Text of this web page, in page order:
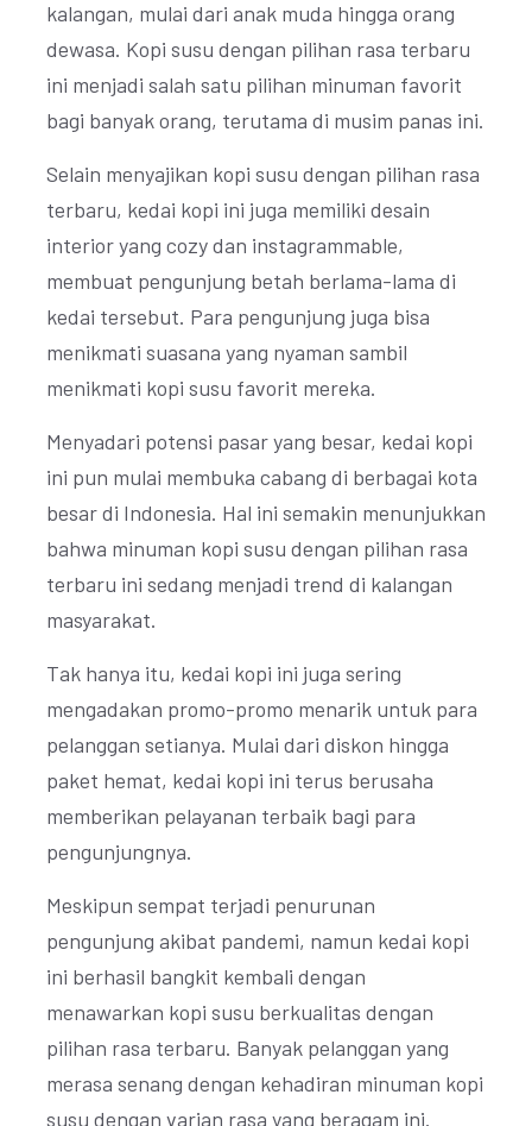
kalangan, mulai dari anak muda hingga orang
dewasa. Kopi susu dengan pilihan rasa terbaru
ini menjadi salah satu pilihan minuman favorit
bagi banyak orang, terutama di musim panas ini.
Selain menyajikan kopi susu dengan pilihan rasa
terbaru, kedai kopi ini juga memiliki desain
interior yang cozy dan instagrammable,
membuat pengunjung betah berlama-lama di
kedai tersebut. Para pengunjung juga bisa
menikmati suasana yang nyaman sambil
menikmati kopi susu favorit mereka.
Menyadari potensi pasar yang besar, kedai kopi
ini pun mulai membuka cabang di berbagai kota
besar di Indonesia. Hal ini semakin menunjukkan
bahwa minuman kopi susu dengan pilihan rasa
terbaru ini sedang menjadi trend di kalangan
masyarakat.
Tak hanya itu, kedai kopi ini juga sering
mengadakan promo-promo menarik untuk para
pelanggan setianya. Mulai dari diskon hingga
paket hemat, kedai kopi ini terus berusaha
memberikan pelayanan terbaik bagi para
pengunjungnya.
Meskipun sempat terjadi penurunan
pengunjung akibat pandemi, namun kedai kopi
ini berhasil bangkit kembali dengan
menawarkan kopi susu berkualitas dengan
pilihan rasa terbaru. Banyak pelanggan yang
merasa senang dengan kehadiran minuman kopi
susu dengan varian rasa yang beragam ini.